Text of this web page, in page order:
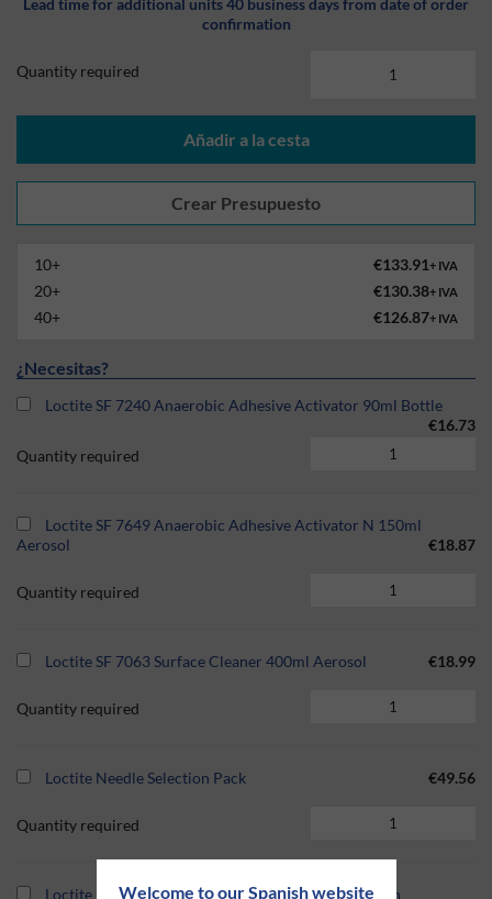
Welcome to our Spanish website
Lead time for additional units 40 business days from date of order
confirmation
Quantity required
Añadir a la cesta
10+ €133.91+ IVA
20+ €130.38+ IVA
40+ €126.87+ IVA
¿Necesitas?
Loctite SF 7240 Anaerobic Adhesive Activator 90ml Bottle
€16.73
Quantity required
Loctite SF 7649 Anaerobic Adhesive Activator N 150ml
Aerosol
€18.87
Quantity required
Loctite SF 7063 Surface Cleaner 400ml Aerosol €18.99
Quantity required
Loctite Needle Selection Pack €49.56
Quantity required
Loctite Pro Pump Handheld Dispenser For Use With